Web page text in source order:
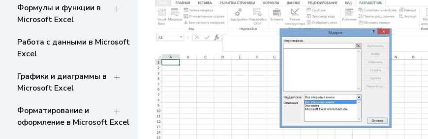
Формулы и функции в
Microsoft Excel
Работа с данными в Microsoft
Excel
Графики и диаграммы в
Microsoft Excel
Форматирование и
оформление в Microsoft Excel